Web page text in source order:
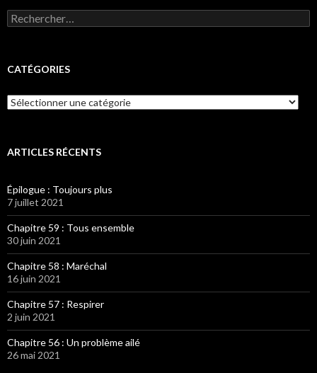
Rechercher :
CATÉGORIES
Catégories
ARTICLES RÉCENTS
Épilogue : Toujours plus
7 juillet 2021
Chapitre 59 : Tous ensemble
30 juin 2021
Chapitre 58 : Maréchal
16 juin 2021
Chapitre 57 : Respirer
2 juin 2021
Chapitre 56 : Un problème ailé
26 mai 2021